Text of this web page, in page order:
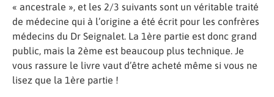
« ancestrale », et les 2/3 suivants sont un véritable traité
de médecine qui à l’origine a été écrit pour les confrères
médecins du Dr Seignalet. La 1ère partie est donc grand
public, mais la 2ème est beaucoup plus technique. Je
vous rassure le livre vaut d’être acheté même si vous ne
lisez que la 1ère partie !